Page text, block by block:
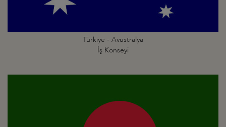
Türkiye - Avustralya
İş Konseyi